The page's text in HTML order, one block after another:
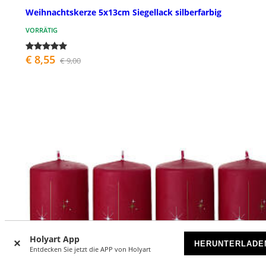
Holyart App
Entdecken Sie jetzt die APP von Holyart
Weihnachtskerze 5x13cm Siegellack silberfarbig
VORRÄTIG
€ 8,55 € 9,00